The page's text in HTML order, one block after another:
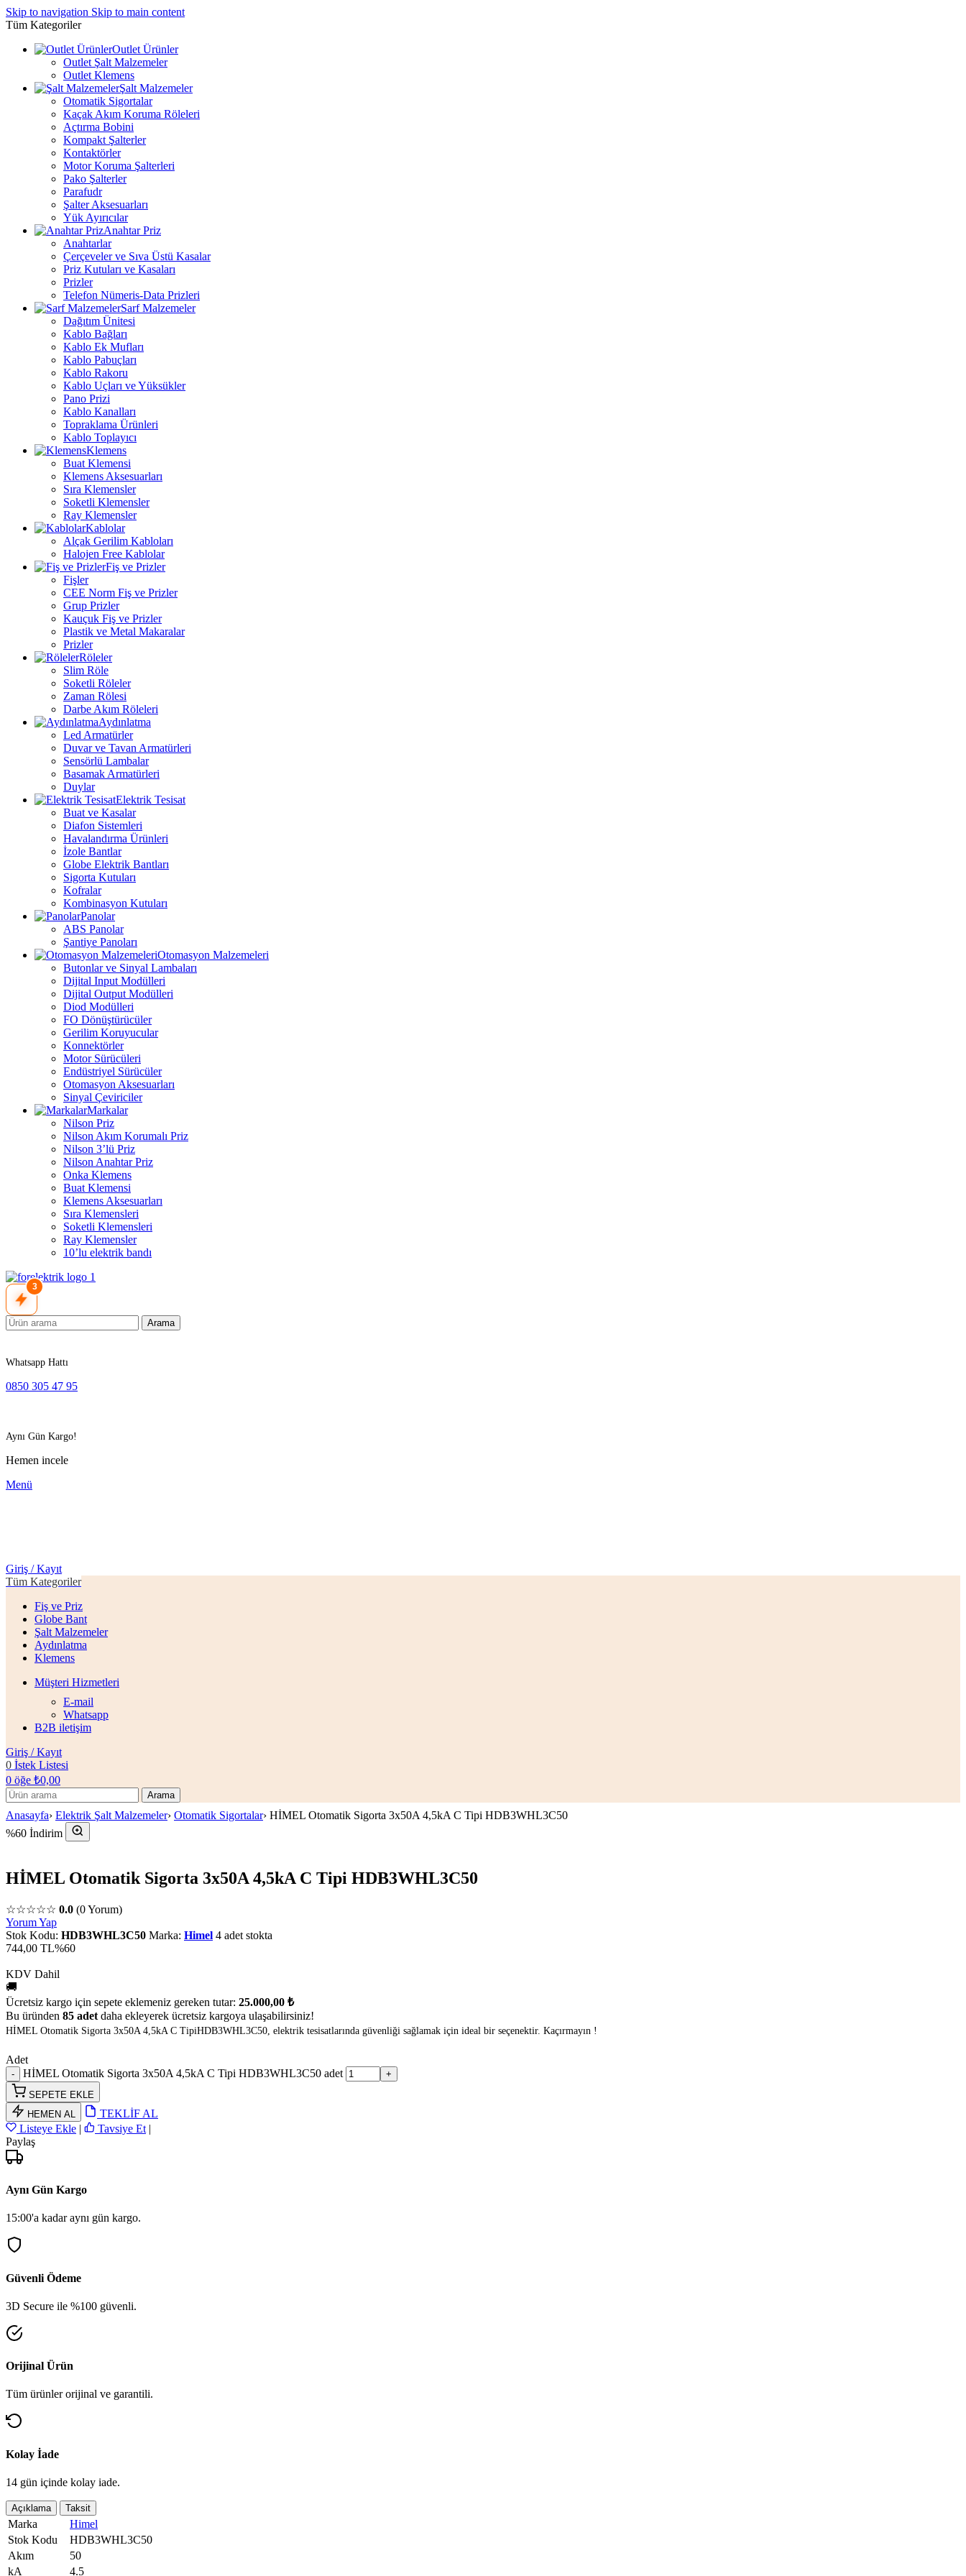
Skip to navigation Skip to main content
Tüm Kategoriler
Outlet Ürünler
Outlet Şalt Malzemeler
Outlet Klemens
Şalt Malzemeler
Otomatik Sigortalar
Kaçak Akım Koruma Röleleri
Açtırma Bobini
Kompakt Şalterler
Kontaktörler
Motor Koruma Şalterleri
Pako Şalterler
Parafudr
Şalter Aksesuarları
Yük Ayırıcılar
Anahtar Priz
Anahtarlar
Çerçeveler ve Sıva Üstü Kasalar
Priz Kutuları ve Kasaları
Prizler
Telefon Nümeris-Data Prizleri
Sarf Malzemeler
Dağıtım Ünitesi
Kablo Bağları
Kablo Ek Mufları
Kablo Pabuçları
Kablo Rakoru
Kablo Uçları ve Yüksükler
Pano Prizi
Kablo Kanalları
Topraklama Ürünleri
Kablo Toplayıcı
Klemens
Buat Klemensi
Klemens Aksesuarları
Sıra Klemensler
Soketli Klemensler
Ray Klemensler
Kablolar
Alçak Gerilim Kabloları
Halojen Free Kablolar
Fiş ve Prizler
Fişler
CEE Norm Fiş ve Prizler
Grup Prizler
Kauçuk Fiş ve Prizler
Plastik ve Metal Makaralar
Prizler
Röleler
Slim Röle
Soketli Röleler
Zaman Rölesi
Darbe Akım Röleleri
Aydınlatma
Led Armatürler
Duvar ve Tavan Armatürleri
Sensörlü Lambalar
Basamak Armatürleri
Duylar
Elektrik Tesisat
Buat ve Kasalar
Diafon Sistemleri
Havalandırma Ürünleri
İzole Bantlar
Globe Elektrik Bantları
Sigorta Kutuları
Kofralar
Kombinasyon Kutuları
Panolar
ABS Panolar
Şantiye Panoları
Otomasyon Malzemeleri
Butonlar ve Sinyal Lambaları
Dijital Input Modülleri
Dijital Output Modülleri
Diod Modülleri
FO Dönüştürücüler
Gerilim Koruyucular
Konnektörler
Motor Sürücüleri
Endüstriyel Sürücüler
Otomasyon Aksesuarları
Sinyal Çeviriciler
Markalar
Nilson Priz
Nilson Akım Korumalı Priz
Nilson 3’lü Priz
Nilson Anahtar Priz
Onka Klemens
Buat Klemensi
Klemens Aksesuarları
Sıra Klemensleri
Soketli Klemensleri
Ray Klemensler
10’lu elektrik bandı
3
Arama
Whatsapp Hattı
0850 305 47 95
Aynı Gün Kargo!
Hemen incele
Menü
Giriş / Kayıt
Tüm Kategoriler
Fiş ve Priz
Globe Bant
Şalt Malzemeler
Aydınlatma
Klemens
Müşteri Hizmetleri
E-mail
Whatsapp
B2B iletişim
Giriş / Kayıt
0 İstek Listesi
0 öğe ₺0,00
Arama
Anasayfa› Elektrik Şalt Malzemeler› Otomatik Sigortalar› HİMEL Otomatik Sigorta 3x50A 4,5kA C Tipi HDB3WHL3C50
%60 İndirim
HİMEL Otomatik Sigorta 3x50A 4,5kA C Tipi HDB3WHL3C50
☆☆☆☆☆ 0.0 (0 Yorum)
Yorum Yap
Stok Kodu: HDB3WHL3C50 Marka: Himel 4 adet stokta
744,00 TL%60
KDV Dahil
🚚
Ücretsiz kargo için sepete eklemeniz gereken tutar: 25.000,00 ₺
Bu üründen 85 adet daha ekleyerek ücretsiz kargoya ulaşabilirsiniz!
HİMEL Otomatik Sigorta 3x50A 4,5kA C TipiHDB3WHL3C50, elektrik tesisatlarında güvenliği sağlamak için ideal bir seçenektir. Kaçırmayın !
Adet
HİMEL Otomatik Sigorta 3x50A 4,5kA C Tipi HDB3WHL3C50 adet
SEPETE EKLE
HEMEN AL
TEKLİF AL
Listeye Ekle | Tavsiye Et |
Paylaş
Aynı Gün Kargo
15:00'a kadar aynı gün kargo.
Güvenli Ödeme
3D Secure ile %100 güvenli.
Orijinal Ürün
Tüm ürünler orijinal ve garantili.
Kolay İade
14 gün içinde kolay iade.
Açıklama Taksit
Marka
Himel
Stok Kodu
HDB3WHL3C50
Akım
50
kA
4.5